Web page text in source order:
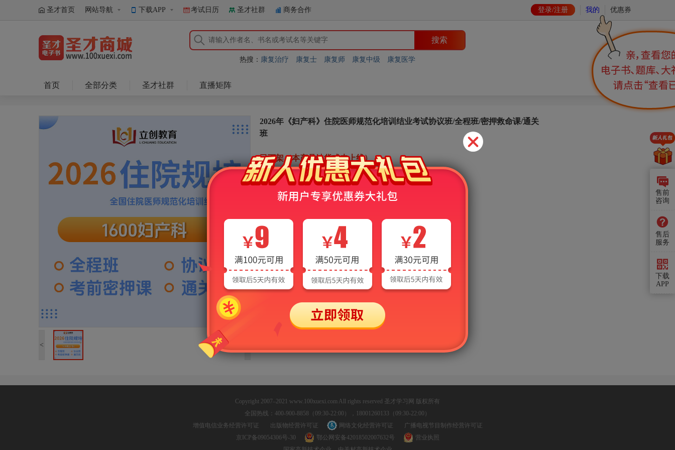
圣才首页 网站导航 下载APP 考试日历 圣才社群 商务合作 登录/注册 我的 优惠券
热搜： 康复治疗 康复士 康复师 康复中级 康复医学
首页 全部分类 圣才社群 直播矩阵
2026年《妇产科》住院医师规范化培训结业考试协议班/全程班/密押救命课/通关
班
已下架（本产品缺货或未上线）
<
Copyright 2007–2021 www.100xuexi.com All rights reserved 圣才学习网 版权所有
全国热线：400-900-8858（09:30-22:00），18001260133（09:30-22:00）
增值电信业务经营许可证
出版物经营许可证 网络文化经营许可证
广播电视节目制作经营许可证
京ICP备09054306号-30
鄂公网安备42018502007632号
营业执照
售前
咨询
售后
服务
下载
APP